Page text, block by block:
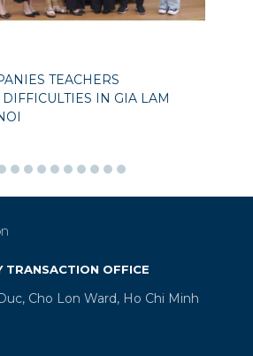
TEACHERS
IN GIA LAM
TRANSACTION OFFICE
Cho Lon Ward, Ho Chi Minh